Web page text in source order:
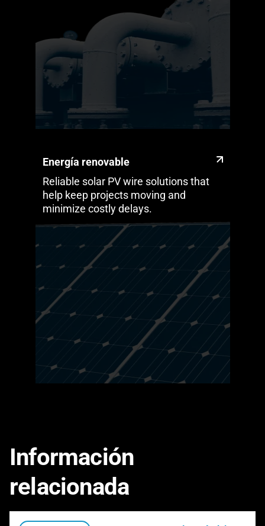
Energía renovable
Reliable solar PV wire solutions that
help keep projects moving and
minimize costly delays.
Información
relacionada